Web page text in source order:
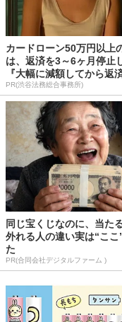
カードローン50万円以上
は、返済を3～6ヶ月停止
『大幅に減額してから返
PR(渋谷法務総合事務所)
同じ宝くじなのに、当た
外れる人の違い実は“ここ
た
PR(合同会社デジタルファーム )